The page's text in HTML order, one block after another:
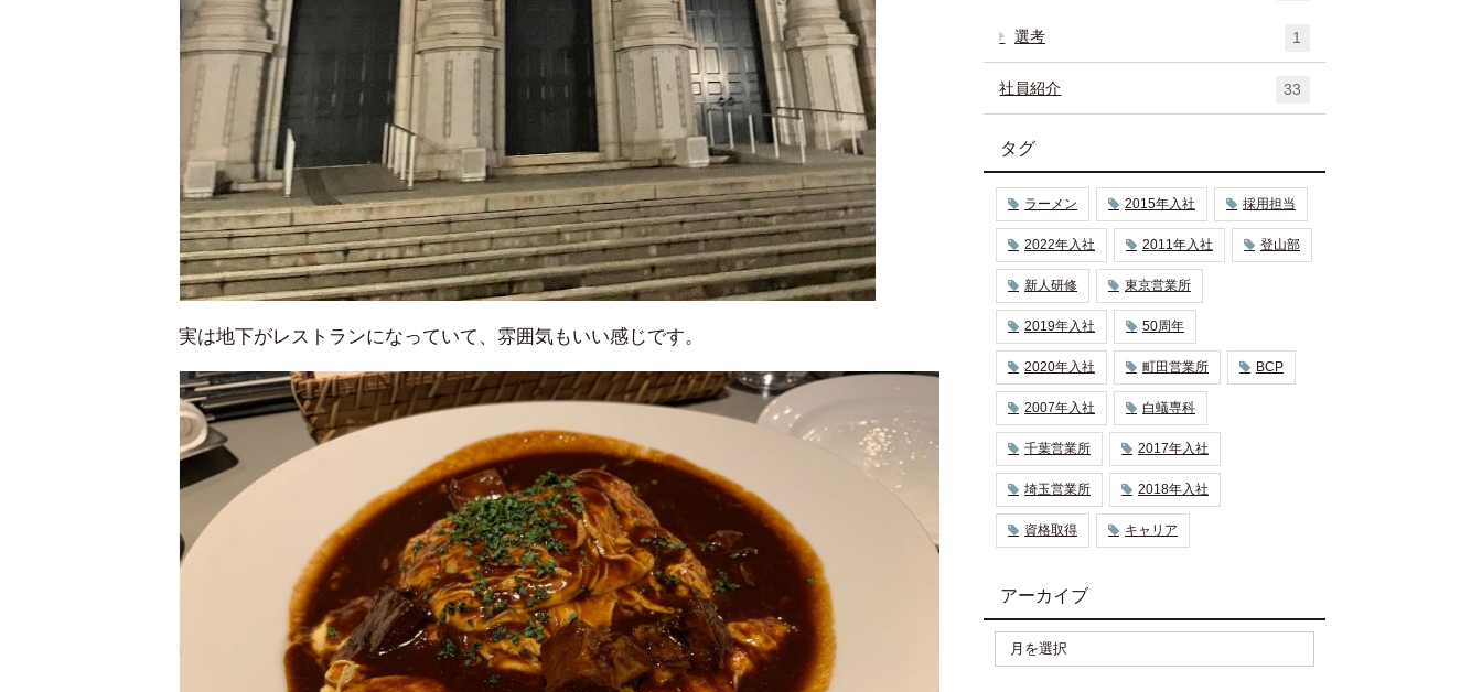
実は地下がレストランになっていて、雰囲気もいい感じです。
選考 1
社員紹介 33
タグ
ラーメン 2015年入社 採用担当
2022年入社 2011年入社 登山部
新人研修 東京営業所
2019年入社 50周年
2020年入社 町田営業所 BCP
2007年入社 白蟻専科
千葉営業所 2017年入社
埼玉営業所 2018年入社
資格取得 キャリア
アーカイブ